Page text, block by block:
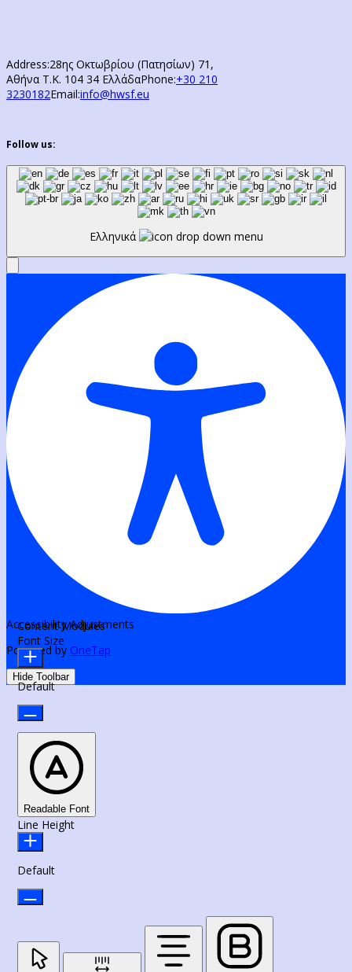
Address:28ης Οκτωβρίου (Πατησίων) 71,
Αθήνα Τ.Κ. 104 34 ΕλλάδαPhone:+30 210
3230182Email:info@hwsf.eu
Follow us:
Ελληνικά
Accessibility Adjustments
Powered by OneTap
Hide Toolbar
Content Modules
Font Size
Default
Readable Font
Line Height
Default